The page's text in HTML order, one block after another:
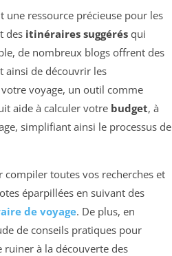
une ressource précieuse pour les
des itinéraires suggérés qui
de nombreux blogs offrent des
ainsi de découvrir les
voyage, un outil comme
aide à calculer votre budget, à
simplifiant ainsi le processus de
compiler toutes vos recherches et
éparpillées en suivant des
de voyage. De plus, en
de conseils pratiques pour
ruiner à la découverte des